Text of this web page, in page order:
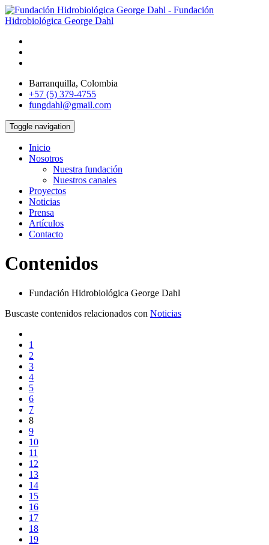
Barranquilla, Colombia
+57 (5) 379-4755
fungdahl@gmail.com
Toggle navigation
Inicio
Nosotros
Nuestra fundación
Nuestros canales
Proyectos
Noticias
Prensa
Artículos
Contacto
Contenidos
Fundación Hidrobiológica George Dahl
Buscaste contenidos relacionados con Noticias
1
2
3
4
5
6
7
8
9
10
11
12
13
14
15
16
17
18
19